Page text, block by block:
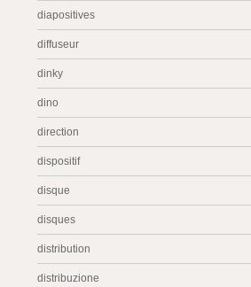
diapositives
diffuseur
dinky
dino
direction
dispositif
disque
disques
distribution
distribuzione